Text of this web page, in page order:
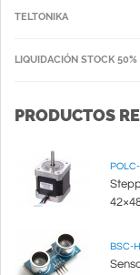
TELTONIKA
LIQUIDACIÓN STOCK 50%
PRODUCTOS
BSC-